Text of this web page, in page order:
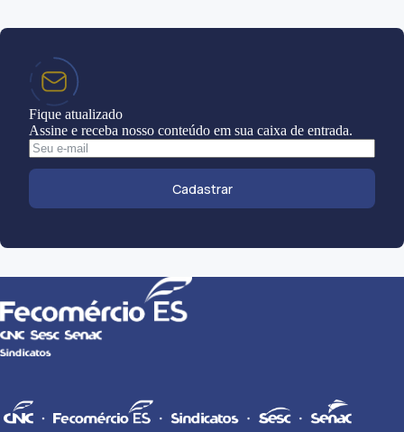
Fique atualizado
Assine e receba nosso conteúdo em sua caixa de entrada.
Cadastrar